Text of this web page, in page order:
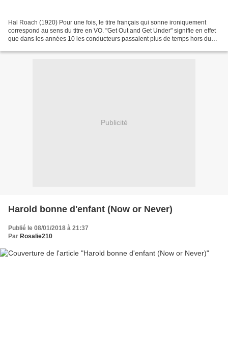
Hal Roach (1920) Pour une fois, le titre français qui sonne ironiquement
correspond au sens du titre en VO. "Get Out and Get Under" signifie en effet
que dans les années 10 les conducteurs passaient plus de temps hors du
Publicité
Harold bonne d'enfant (Now or Never)
Publié le 08/01/2018 à 21:37
Par Rosalie210